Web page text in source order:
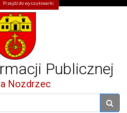
Przejdź do wyszukiwarki
Publicznej
Nozdrzec